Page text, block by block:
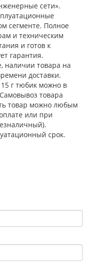
сети».
сегменте. Полное
и техническим
и готов к
гарантия.
наличии товара на
доставки.
г тюбик можно в
товара
товар можно любым
или при
срок.